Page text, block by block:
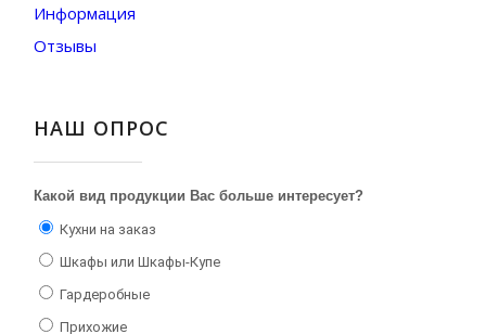
Информация
Отзывы
НАШ ОПРОС
Какой вид продукции Вас больше интересует?
Кухни на заказ
Шкафы или Шкафы-Купе
Гардеробные
Прихожие